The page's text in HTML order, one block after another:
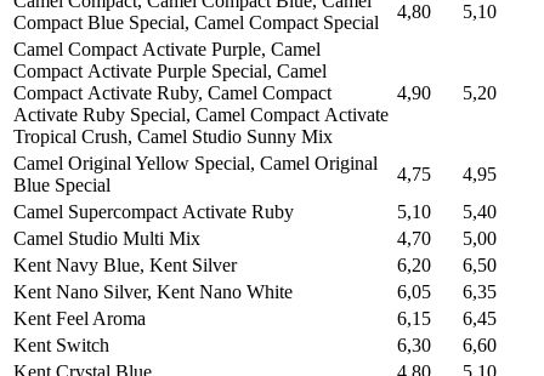
Compact Blue Special, Camel Compact Special
4,80
5,10
Camel Compact Аctivate Purple, Camel
Compact Аctivate Purple Special, Camel
Compact Аctivate Ruby, Camel Compact
Аctivate Ruby Special, Camel Compact Аctivate
Tropical Crush, Camel Studio Sunny Mix
4,90 5,20
Camel Original Yellow Special, Camel Original
Blue Special
4,75
4,95
Camel Supercompact Аctivate Ruby
5,10
5,40
Camel Studio Multi Mix
4,70
5,00
Kent Navy Blue, Kent Silver
6,20
6,50
Kent Nano Silver, Kent Nano White
6,05
6,35
Kent Feel Aroma
6,15
6,45
Kent Switch
6,30
6,60
Kent Crystal Blue
4,80
5,10